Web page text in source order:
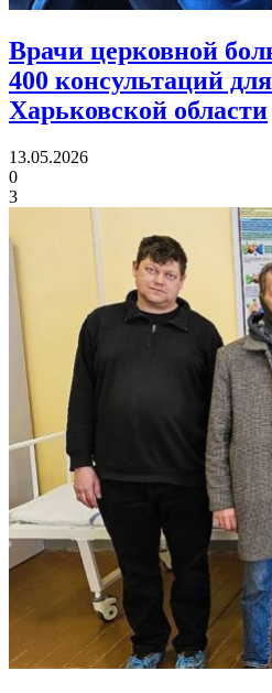
Врачи церковной
400 консультаций
Харьковской области
13.05.2026
0
3